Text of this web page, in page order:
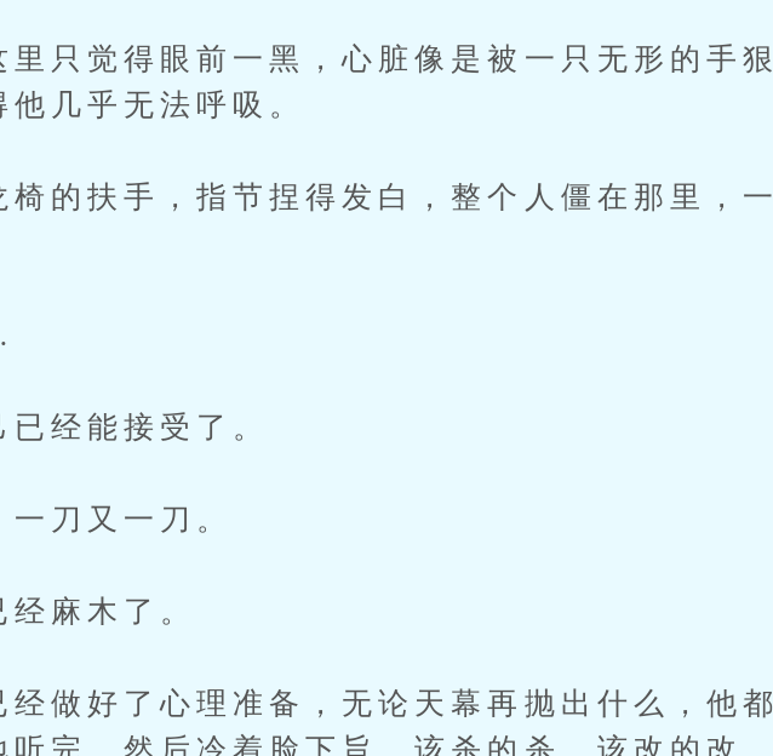
里只觉得眼前一黑，心脏像是被一只无形的手狠
几乎无法呼吸。
椅的扶手，指节捏得发白，整个人僵在那里，一
经能接受了。
刀又一刀。
麻木了。
经做好了心理准备，无论天幕再抛出什么，他都
完，然后冷着脸下旨，该杀的杀，该改的改。